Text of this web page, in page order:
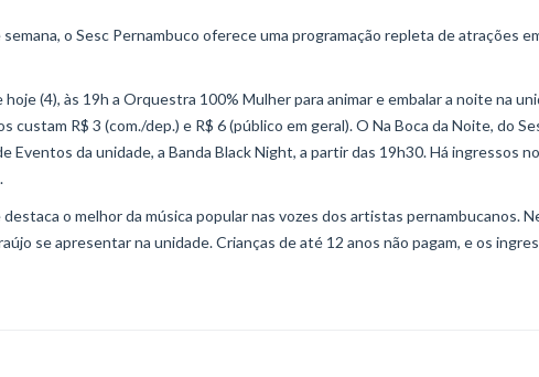
o Sesc Pernambuco oferece uma programação repleta de atrações
(4), às 19h a Orquestra 100% Mulher para animar e embalar a noite na
R$ 3 (com./dep.) e R$ 6 (público em geral). O Na Boca da Noite, do
Eventos da unidade, a Banda Black Night, a partir das 19h30. Há ingressos
o melhor da música popular nas vozes dos artistas pernambucanos.
se apresentar na unidade. Crianças de até 12 anos não pagam, e os